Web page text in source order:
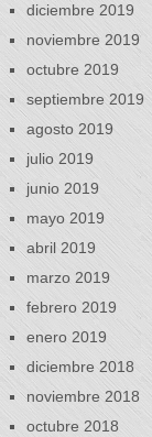
diciembre 2019
noviembre 2019
octubre 2019
septiembre 2019
agosto 2019
julio 2019
junio 2019
mayo 2019
abril 2019
marzo 2019
febrero 2019
enero 2019
diciembre 2018
noviembre 2018
octubre 2018